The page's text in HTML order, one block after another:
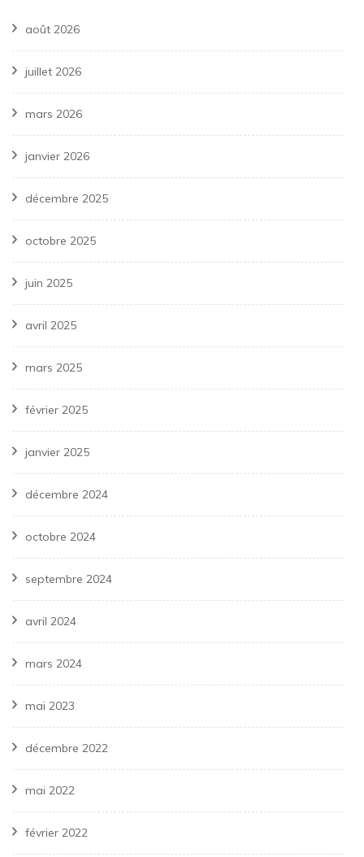
août 2026
juillet 2026
mars 2026
janvier 2026
décembre 2025
octobre 2025
juin 2025
avril 2025
mars 2025
février 2025
janvier 2025
décembre 2024
octobre 2024
septembre 2024
avril 2024
mars 2024
mai 2023
décembre 2022
mai 2022
février 2022